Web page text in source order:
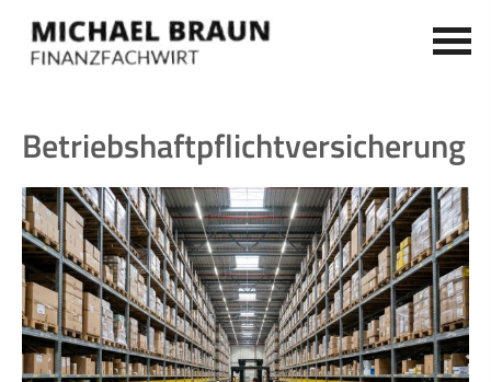
Betriebshaftpflichtversicherung